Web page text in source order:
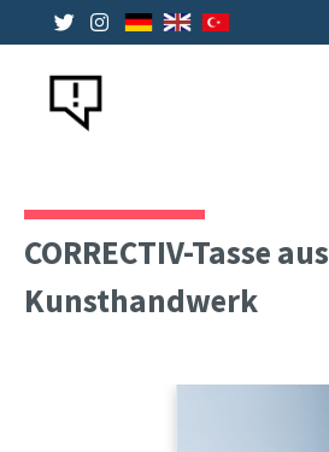
springen
CORRECTIV-Tasse aus
Kunsthandwerk